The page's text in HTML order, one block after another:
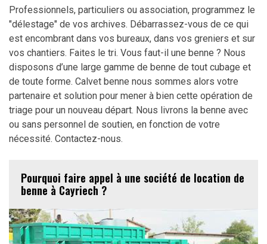
Professionnels, particuliers ou association, programmez le
"délestage" de vos archives. Débarrassez-vous de ce qui
est encombrant dans vos bureaux, dans vos greniers et sur
vos chantiers. Faites le tri. Vous faut-il une benne ? Nous
disposons d’une large gamme de benne de tout cubage et
de toute forme. Calvet benne nous sommes alors votre
partenaire et solution pour mener à bien cette opération de
triage pour un nouveau départ. Nous livrons la benne avec
ou sans personnel de soutien, en fonction de votre
nécessité. Contactez-nous.
Pourquoi faire appel à une société de location de
benne à Cayriech ?